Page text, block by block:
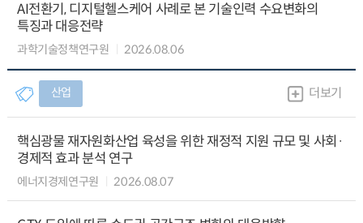
AI전환기, 디지털헬스케어 사례로 본 기술인력 수요변화의
특징과 대응전략
과학기술정책연구원 2026.08.06
산업 더보기
핵심광물 재자원화산업 육성을 위한 재정적 지원 규모 및 사회·
경제적 효과 분석 연구
에너지경제연구원 2026.08.07